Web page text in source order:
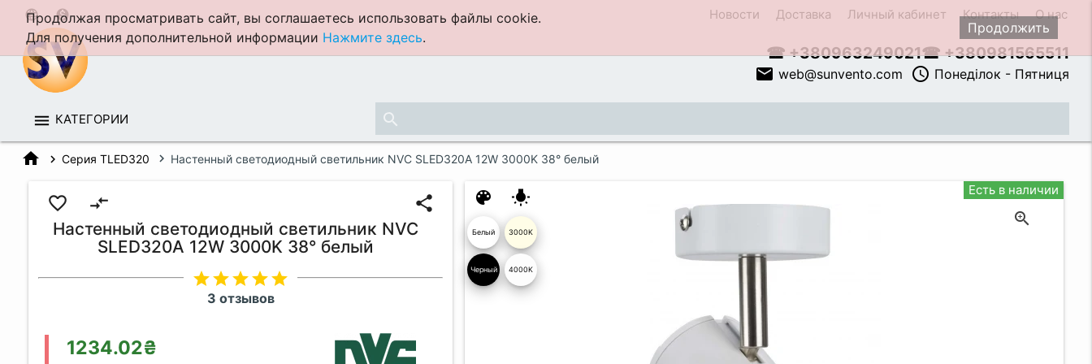
language monetization_on Новости Доставка Личный кабинет Контакты О нас
☎ +380963249021☎ +380981565511
email web@sunvento.com access_time Понеділок - Пятниця
КАТЕГОРИИ search
home Серия TLED320 Настенный светодиодный светильник NVC SLED320A 12W 3000K 38° белый
favorite_border compare_arrows share
Настенный светодиодный светильник NVC
SLED320A 12W 3000K 38° белый
starstarstarstarstar
3 отзывов
1234.02₴
color_lens
Белый
глянцев
Черный
wb_incandescent
3000K
4000K
Есть в наличии
Продолжить
Продолжая просматривать сайт, вы соглашаетесь использовать файлы cookie.
Для получения дополнительной информации Нажмите здесь.